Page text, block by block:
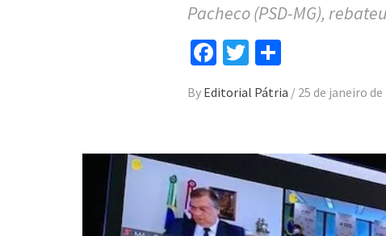
Pacheco (PSD-MG),
Facebook
Twitter
By Editorial Pátria / 25 de janeiro de